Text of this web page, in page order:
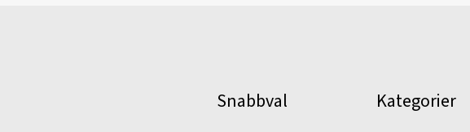
Snabbval Kategorier